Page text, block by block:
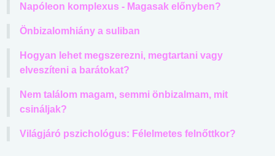
Napóleon komplexus - Magasak előnyben?
Önbizalomhiány a suliban
Hogyan lehet megszerezni, megtartani vagy
elveszíteni a barátokat?
Nem találom magam, semmi önbizalmam, mit
csináljak?
Világjáró pszichológus: Félelmetes felnőttkor?